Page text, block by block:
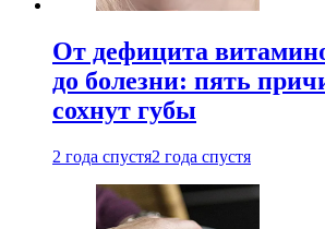
От дефицита
до болезни: пять
сохнут губы
2 года спустя2 года спустя